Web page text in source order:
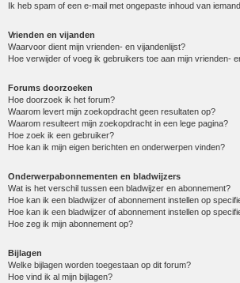
Ik heb spam of een e-mail met ongepaste inhoud van
Vrienden en vijanden
Waarvoor dient mijn vrienden- en vijandenlijst?
Hoe verwijder of voeg ik gebruikers toe aan mijn vrienden-
Forums doorzoeken
Hoe doorzoek ik het forum?
Waarom levert mijn zoekopdracht geen resultaten op?
Waarom resulteert mijn zoekopdracht in een lege pagina?
Hoe zoek ik een gebruiker?
Hoe kan ik mijn eigen berichten en onderwerpen vinden?
Onderwerpabonnementen en bladwijzers
Wat is het verschil tussen een bladwijzer en abonnement?
Hoe kan ik een bladwijzer of abonnement instellen op
Hoe kan ik een bladwijzer of abonnement instellen op
Hoe zeg ik mijn abonnement op?
Bijlagen
Welke bijlagen worden toegestaan op dit forum?
Hoe vind ik al mijn bijlagen?